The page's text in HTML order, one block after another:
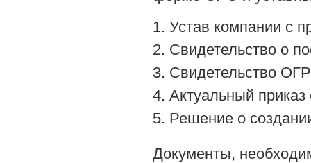
Устав компании с
Cвидетельство о
Cвидетельство
Актуальный приказ
Решение о
Документы,